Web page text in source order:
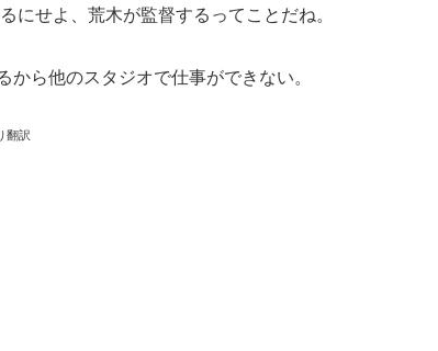
にせよ、荒木が監督するってことだね。
ら他のスタジオで仕事ができない。
翻訳